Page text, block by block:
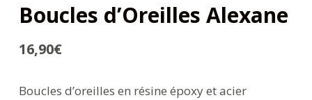
Boucles d’Oreilles Alexane
16,90€
Boucles d’oreilles en résine époxy et acier